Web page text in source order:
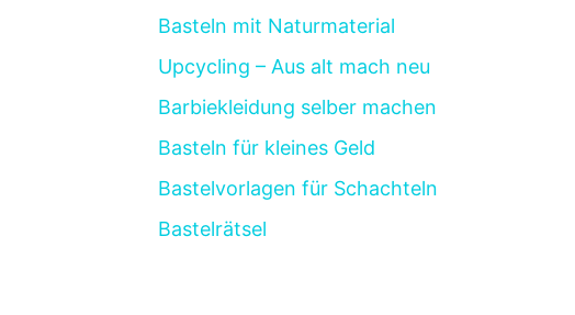
Basteln mit Naturmaterial
Upcycling – Aus alt mach neu
Barbiekleidung selber machen
Basteln für kleines Geld
Bastelvorlagen für Schachteln
Bastelrätsel